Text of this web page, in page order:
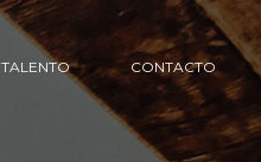
TALENTO CONTACTO